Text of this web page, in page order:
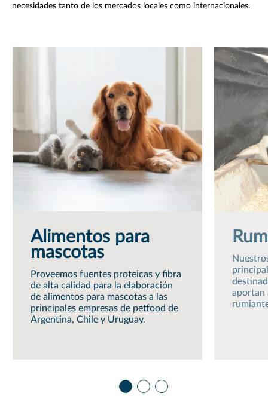
necesidades tanto de los mercados locales como internacionales.
Alimentos para
mascotas
Proveemos fuentes proteicas y fibra
de alta calidad para la elaboración
de alimentos para mascotas a las
principales empresas de petfood de
Argentina, Chile y Uruguay.
aportan